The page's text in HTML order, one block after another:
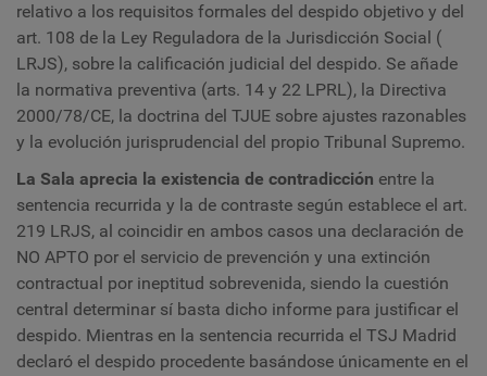
relativo a los requisitos formales del despido objetivo y del
art. 108 de la Ley Reguladora de la Jurisdicción Social (
LRJS), sobre la calificación judicial del despido. Se añade
la normativa preventiva (arts. 14 y 22 LPRL), la Directiva
2000/78/CE, la doctrina del TJUE sobre ajustes razonables
y la evolución jurisprudencial del propio Tribunal Supremo.
La Sala aprecia la existencia de contradicción entre la
sentencia recurrida y la de contraste según establece el art.
219 LRJS, al coincidir en ambos casos una declaración de
NO APTO por el servicio de prevención y una extinción
contractual por ineptitud sobrevenida, siendo la cuestión
central determinar sí basta dicho informe para justificar el
despido. Mientras en la sentencia recurrida el TSJ Madrid
declaró el despido procedente basándose únicamente en el